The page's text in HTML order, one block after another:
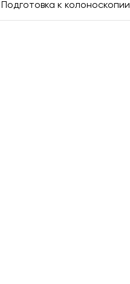
Подготовка к колоноскопии